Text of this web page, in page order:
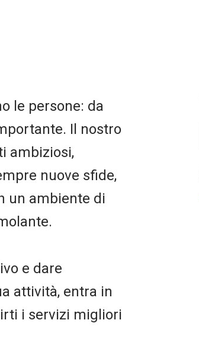
le persone: da
Il nostro
ambiziosi,
nuove sfide,
un ambiente di
e dare
attività, entra in
i servizi migliori